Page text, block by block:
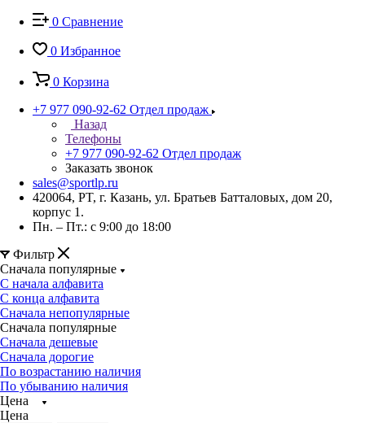
0 Сравнение
0 Избранное
0 Корзина
+7 977 090-92-62 Отдел продаж
Назад
Телефоны
+7 977 090-92-62 Отдел продаж
Заказать звонок
sales@sportlp.ru
420064, PT, г. Казань, ул. Братьев Батталовых, дом 20,
корпус 1.
Пн. – Пт.: с 9:00 до 18:00
Фильтр
Сначала популярные
С начала алфавита
С конца алфавита
Сначала непопулярные
Сначала популярные
Сначала дешевые
Сначала дорогие
По возрастанию наличия
По убыванию наличия
Цена
Цена